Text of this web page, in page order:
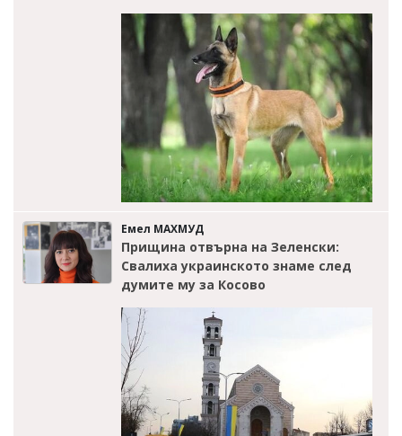
Емел МАХМУД
Прищина отвърна на Зеленски:
Свалиха украинското знаме след
думите му за Косово